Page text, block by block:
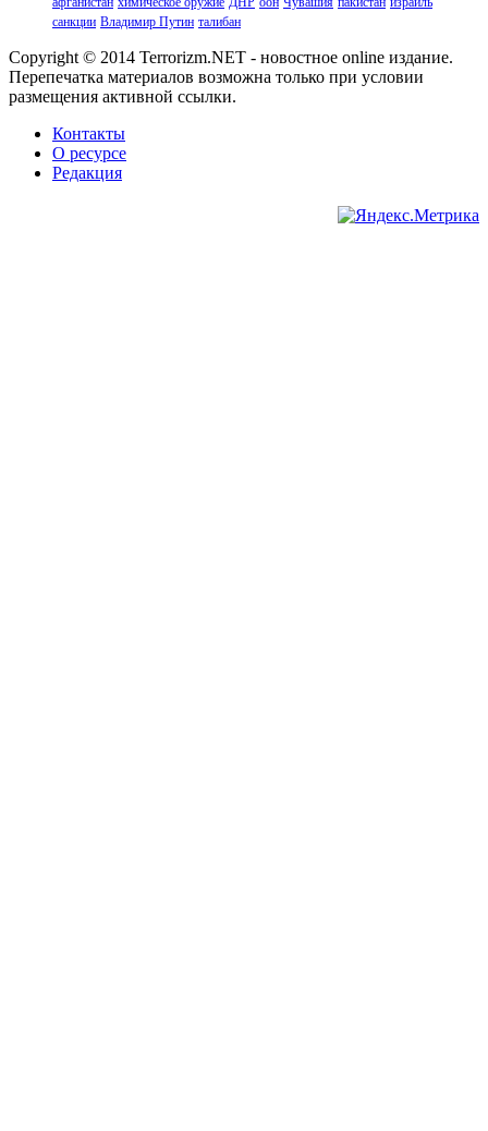
санкции Владимир Путин талибан
Copyright © 2014 Terrorizm.NET - новостное online издание.
Перепечатка материалов возможна только при условии
размещения активной ссылки.
Контакты
О ресурсе
Редакция